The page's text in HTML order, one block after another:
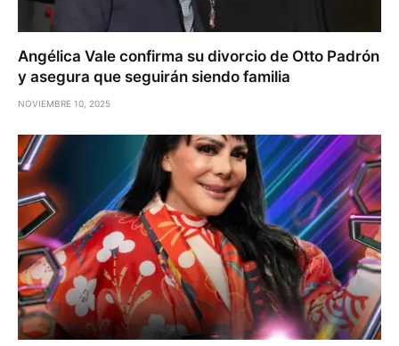
Angélica Vale confirma su divorcio de Otto Padrón
y asegura que seguirán siendo familia
NOVIEMBRE 10, 2025